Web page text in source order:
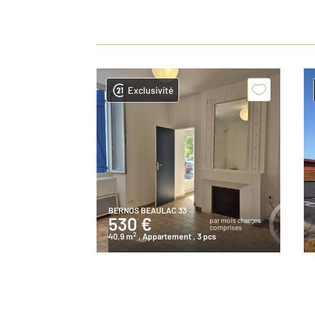
Exclusivité
BERNOS BEAULAC 33
530 €
par mois charges
comprises
40,9 m2 , Appartement, 3 pcs